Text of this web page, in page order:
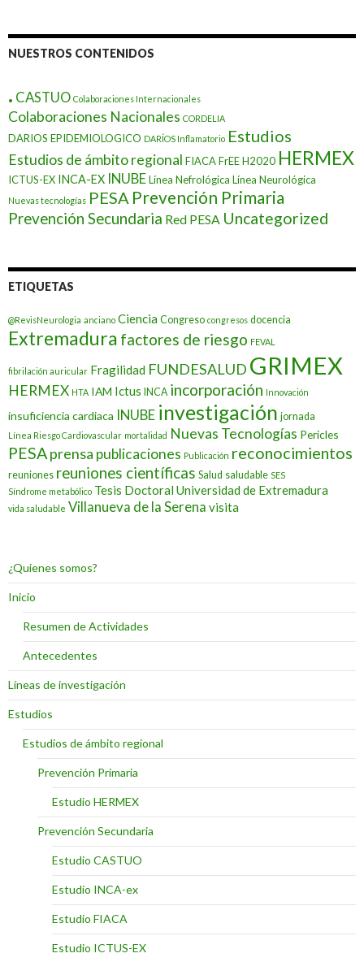
NUESTROS CONTENIDOS
. CASTUO Colaboraciones Internacionales
Colaboraciones Nacionales CORDELIA
DARIOS EPIDEMIOLOGICO DARÍOS Inflamatorio Estudios
Estudios de ámbito regional FIACAFrEEH2020 HERMEX
ICTUS-EX INCA-EX INUBELínea Nefrológica Línea Neurológica
Nuevas tecnologías PESA Prevención Primaria
Prevención Secundaria Red PESA Uncategorized
ETIQUETAS
@RevisNeurologia anciano Ciencia Congreso congresos docencia
Extremadura factores de riesgo FEVAL
fibrilación auricular Fragilidad FUNDESALUD GRIMEX
HERMEX HTA IAM Ictus INCA incorporación Innovación
insuficiencia cardiaca INUBE investigación jornada
Línea Riesgo Cardiovascular mortalidad Nuevas Tecnologías Pericles
PESAprensa publicaciones Publicación reconocimientos
reuniones reuniones científicas Salud saludable SES
Síndrome metabólico Tesis Doctoral Universidad de Extremadura
vida saludable Villanueva de la Serena visita
¿Quienes somos?
Inicio
Resumen de Actividades
Antecedentes
Líneas de investigación
Estudios
Estudios de ámbito regional
Prevención Primaria
Estudio HERMEX
Prevención Secundaria
Estudio CASTUO
Estudio INCA-ex
Estudio FIACA
Estudio ICTUS-EX